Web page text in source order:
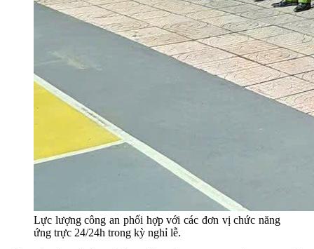
Lực lượng công an phối hợp với các đơn vị chức năng
ứng trực 24/24h trong kỳ nghỉ lễ.